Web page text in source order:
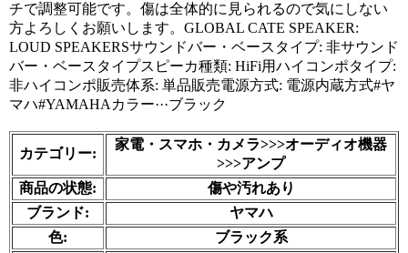
チで調整可能です。傷は全体的に見られるので気にしない
方よろしくお願いします。GLOBAL CATE SPEAKER:
LOUD SPEAKERSサウンドバー・ベースタイプ: 非サウンド
バー・ベースタイプスピーカ種類: HiFi用ハイコンポタイプ:
非ハイコンポ販売体系: 単品販売電源方式: 電源内蔵方式#ヤ
マハ#YAMAHAカラー···ブラック
カテゴリー:
家電・スマホ・カメラ>>>オーディオ機器
>>>アンプ
商品の状態:
傷や汚れあり
ブランド:
ヤマハ
色:
ブラック系